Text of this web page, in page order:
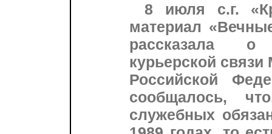
8 июля с.г.
материал
рассказала о
курьерской
Российской
сообщалось,
служебных